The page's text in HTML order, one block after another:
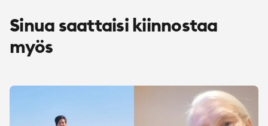
Sinua saattaisi kiinnostaa
myös